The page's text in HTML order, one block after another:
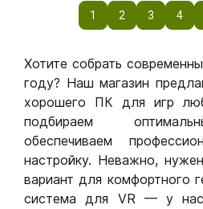
1 2 3 4
Хотите собрать
году? Наш магазин
хорошего ПК для игр
подбираем
обеспечиваем
настройку. Неважно,
вариант для комфортного
система для VR — у